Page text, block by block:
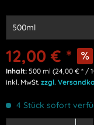
12,00 € *
Inhalt: 500 ml (24,00 € * /
inkl. MwSt. zzgl.
4 Stück sofort